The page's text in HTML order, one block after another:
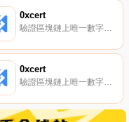
0xcert
驗證區塊鏈上唯一數字資產的存在、真實性和所有權。
0xcert
驗證區塊鏈上唯一數字資產的存在、真實性和所有權。